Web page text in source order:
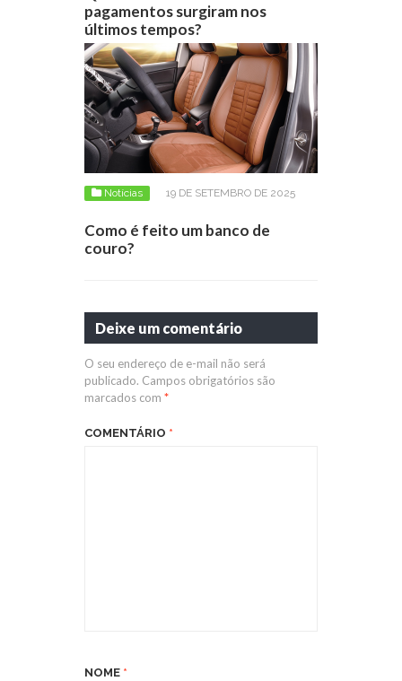
pagamentos surgiram nos
últimos tempos?
Notícias 19 DE SETEMBRO DE 2025
Como é feito um banco de
couro?
Deixe um comentário
O seu endereço de e-mail não será
publicado. Campos obrigatórios são
marcados com *
COMENTÁRIO *
NOME *